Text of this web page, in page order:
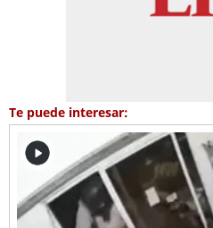
Te puede interesar: